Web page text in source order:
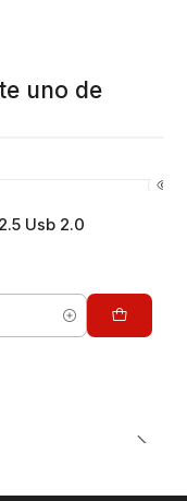
uno de
Usb 2.0